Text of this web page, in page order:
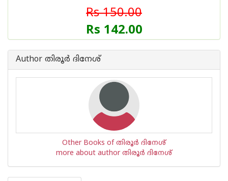
Rs 150.00
Rs 142.00
Author തിരൂർ ദിനേശ്
Other Books of തിരൂർ ദിനേശ്
more about author തിരൂർ ദിനേശ്